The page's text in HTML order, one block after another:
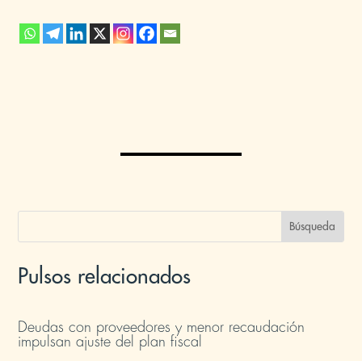
Pulsos relacionados
Deudas con proveedores y menor recaudación
impulsan ajuste del plan fiscal​